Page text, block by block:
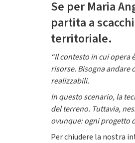
Se per Maria
partita a
territoriale.
“Il contesto in cui
risorse. Bisogna andare
realizzabili.
In questo scenario, la
del terreno. Tuttavia,
ovunque: ogni progetto
Per chiudere la nostra